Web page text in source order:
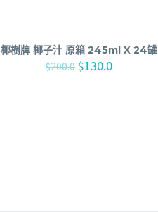
椰樹牌 椰子汁 原箱 245ml X 24罐
$200.0 $130.0